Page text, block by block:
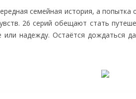
семейная история, а
26 серий обещают стать
или надежду. Остаётся